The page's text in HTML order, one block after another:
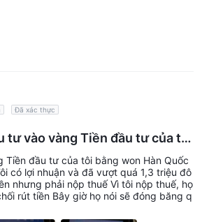
Đã xác thực
tư vào vàng Tiền đầu tư của tôi
Tiền đầu tư của tôi bằng won Hàn Quốc
có lợi nhuận và đã vượt quá 1,3 triệu đô
nhưng phải nộp thuế Vì tôi nộp thuế, họ
rút tiền Bây giờ họ nói sẽ đóng băng q